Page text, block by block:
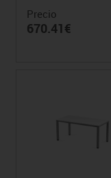
Precio
670.41€